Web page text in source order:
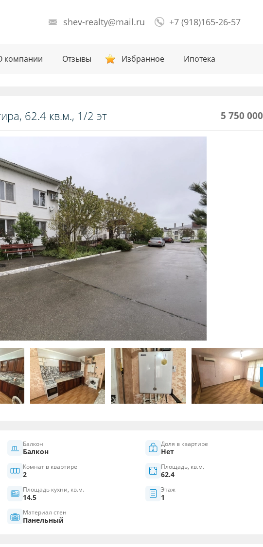
shev-realty@mail.ru +7 (918)165-26-57
компании Отзывы Избранное Ипотека
62.4 кв.м., 1/2 эт 5 750 000
Балкон
Балкон
Доля в квартире
Нет
Комнат в квартире
2
Площадь, кв.м.
62.4
Площадь кухни, кв.м.
14.5
Этаж
1
Материал стен
Панельный